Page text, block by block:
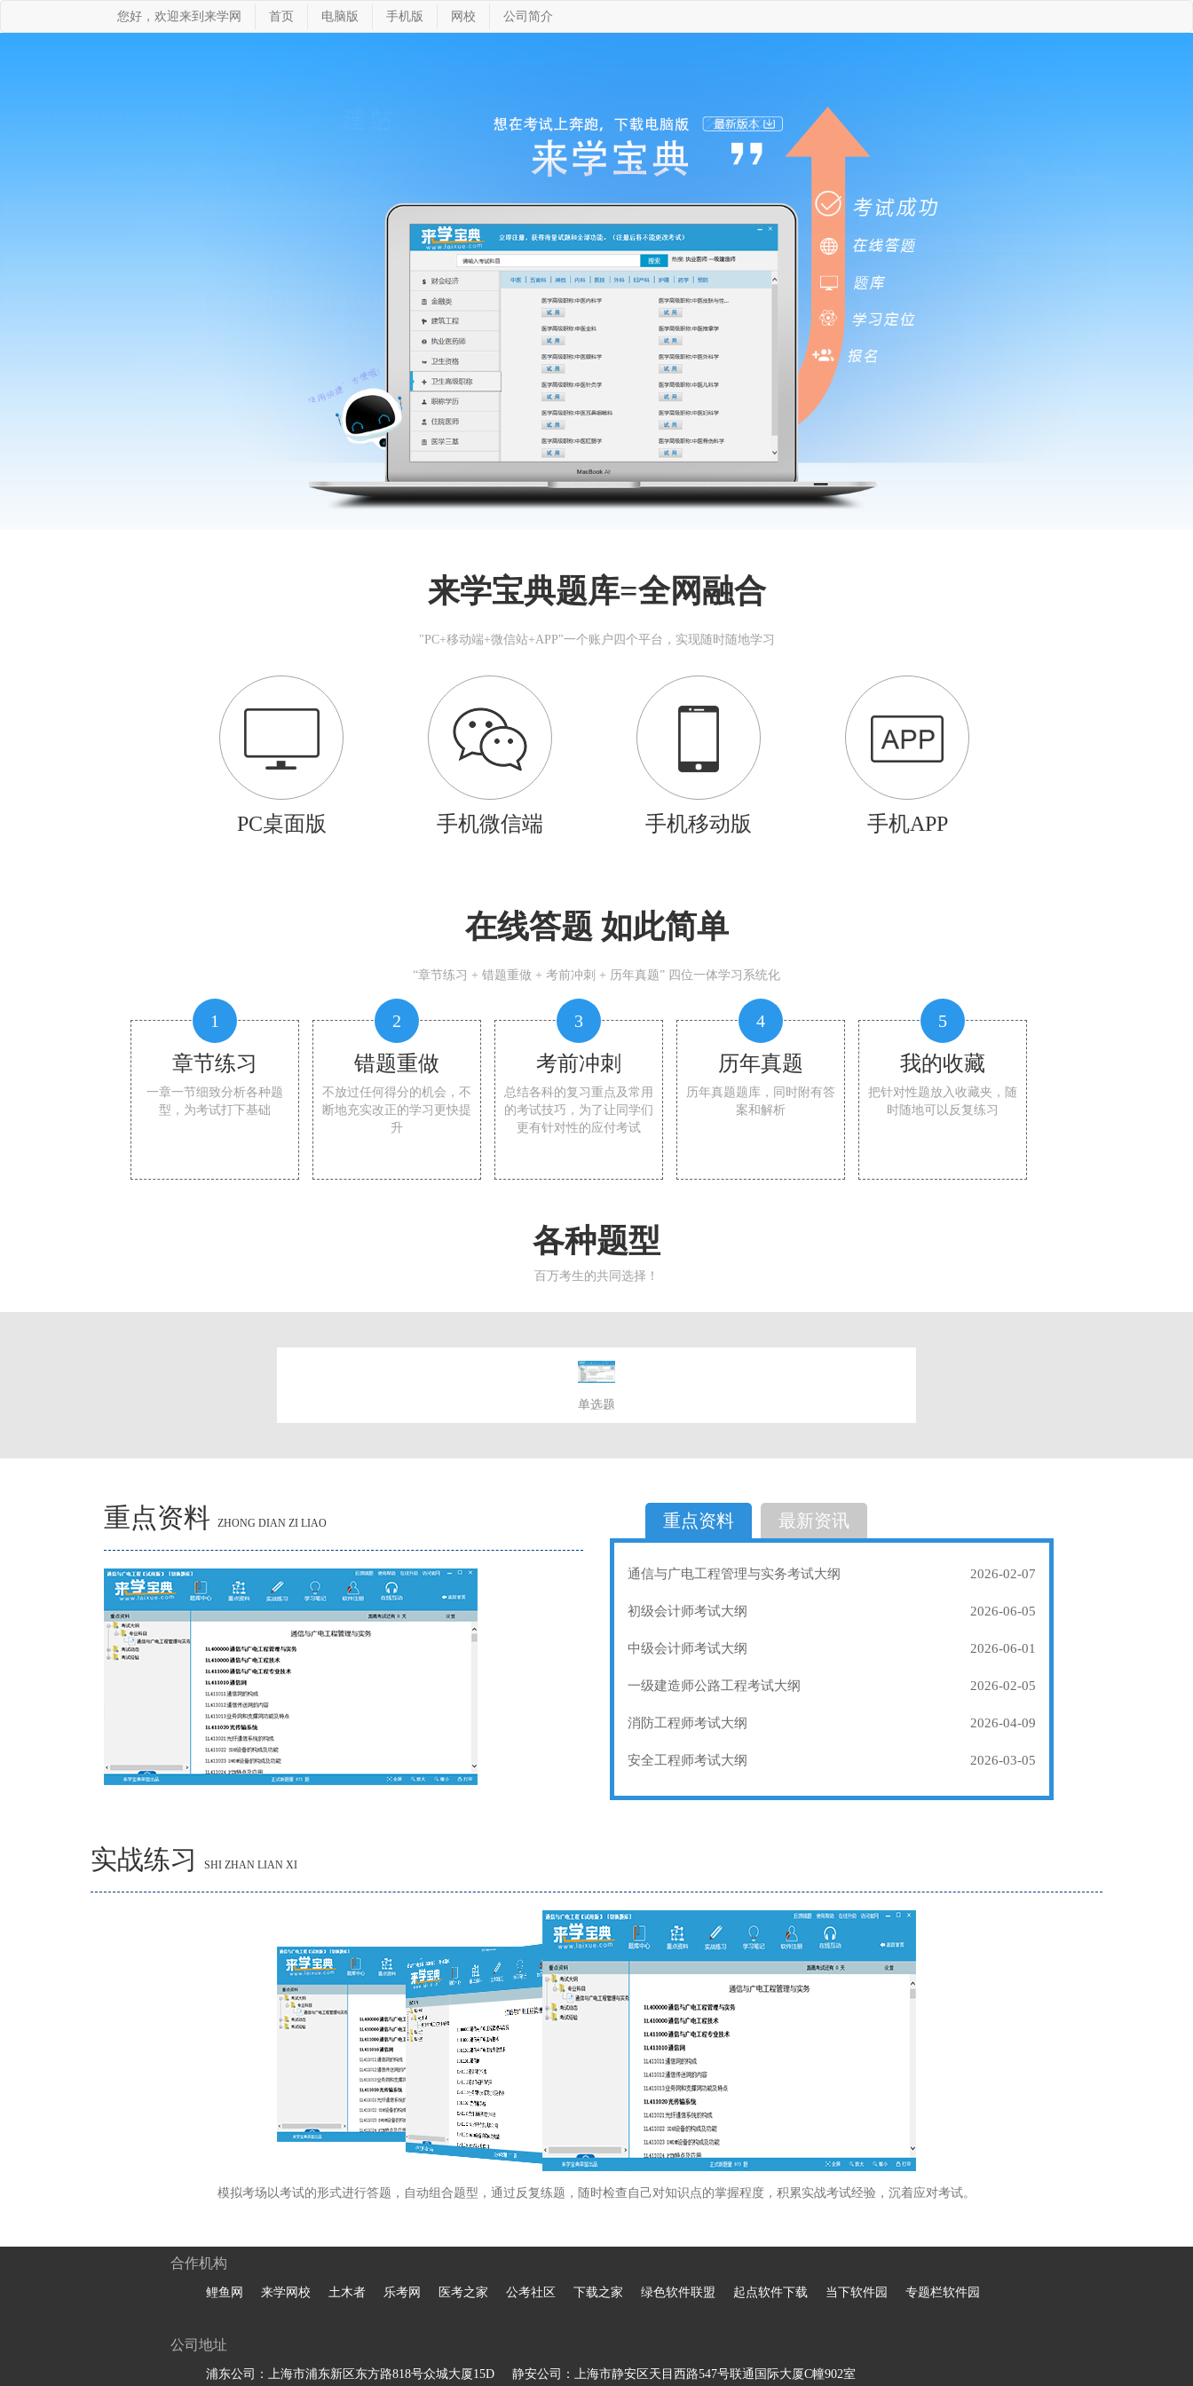
您好，欢迎来到来学网 首页 电脑版 手机版 网校 公司简介
来学宝典题库=全网融合
"PC+移动端+微信站+APP"一个账户四个平台，实现随时随地学习
PC桌面版 手机微信端 手机移动版 手机APP
在线答题 如此简单
“章节练习 + 错题重做 + 考前冲刺 + 历年真题” 四位一体学习系统化
1
章节练习
一章一节细致分析各种题
型，为考试打下基础
2
错题重做
不放过任何得分的机会，不
断地充实改正的学习更快提
升
3
考前冲刺
总结各科的复习重点及常用
的考试技巧，为了让同学们
更有针对性的应付考试
4
历年真题
历年真题题库，同时附有答
案和解析
5
我的收藏
把针对性题放入收藏夹，随
时随地可以反复练习
各种题型
百万考生的共同选择！
单选题
选择题
重点资料 ZHONG DIAN ZI LIAO 重点资料 最新资讯
通信与广电工程管理与实务考试大纲 2026-02-07
初级会计师考试大纲 2026-06-05
中级会计师考试大纲 2026-06-01
一级建造师公路工程考试大纲 2026-02-05
消防工程师考试大纲 2026-04-09
安全工程师考试大纲 2026-03-05
实战练习 SHI ZHAN LIAN XI
模拟考场以考试的形式进行答题，自动组合题型，通过反复练题，随时检查自己对知识点的掌握程度，积累实战考试经验，沉着应对考试。
合作机构
鲤鱼网 来学网校 土木者 乐考网 医考之家 公考社区 下载之家 绿色软件联盟 起点软件下载 当下软件园 专题栏软件园
公司地址
浦东公司：上海市浦东新区东方路818号众城大厦15D 静安公司：上海市静安区天目西路547号联通国际大厦C幢902室